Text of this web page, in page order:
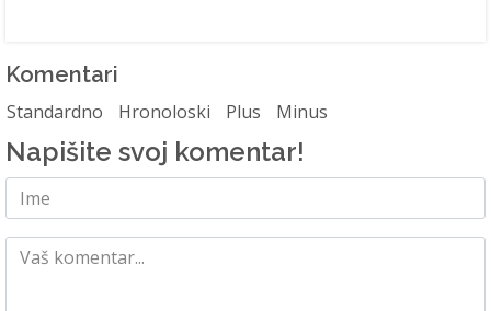
Komentari
Standardno Hronoloski Plus Minus
Napišite svoj komentar!